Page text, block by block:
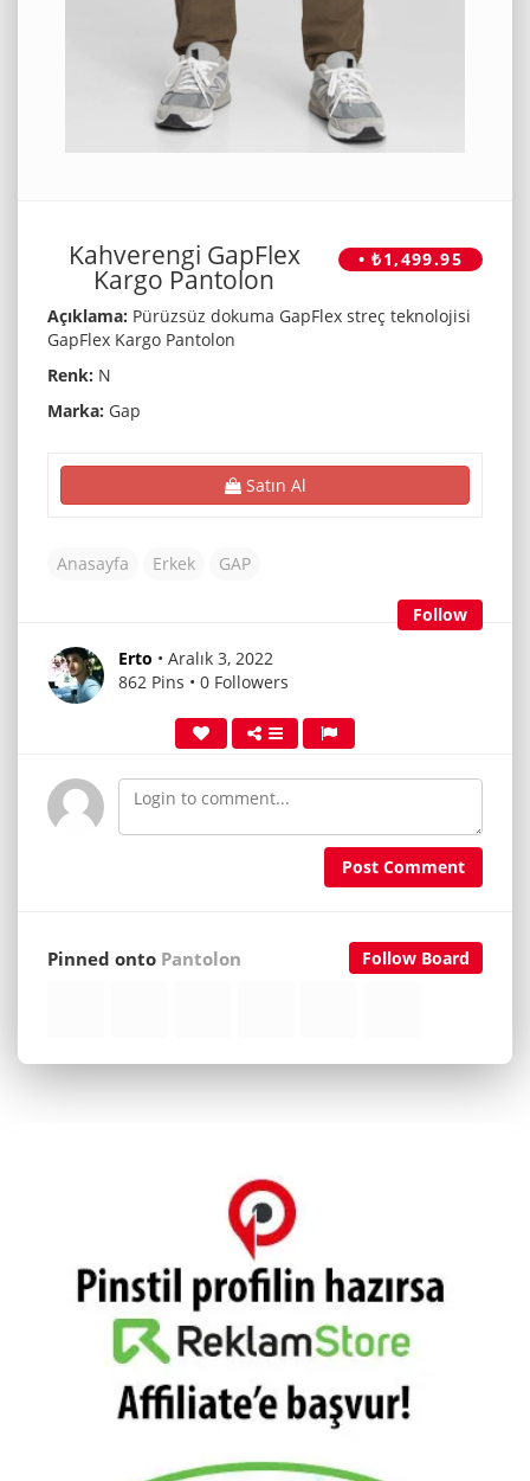
• ₺1,499.95
Kahverengi GapFlex
Kargo Pantolon
Açıklama: Pürüzsüz dokuma GapFlex streç teknolojisi
GapFlex Kargo Pantolon
Renk: N
Marka: Gap
Satın Al
Anasayfa Erkek GAP
Follow
Erto • Aralık 3, 2022
862 Pins • 0 Followers
Post Comment
Follow Board
Pinned onto Pantolon